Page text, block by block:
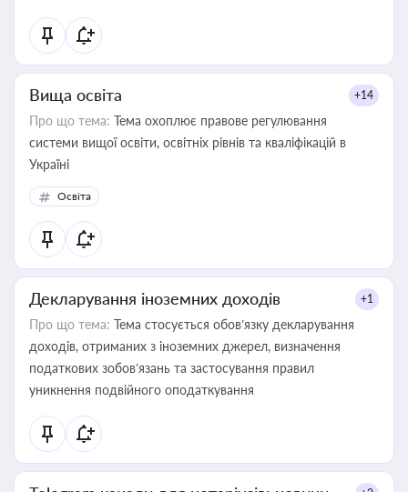
Вища освіта +14
Про що тема: Тема охоплює правове регулювання
системи вищої освіти, освітніх рівнів та кваліфікацій в
Україні
Освіта
Декларування іноземних доходів +1
Про що тема: Тема стосується обов’язку декларування
доходів, отриманих з іноземних джерел, визначення
податкових зобов’язань та застосування правил
уникнення подвійного оподаткування